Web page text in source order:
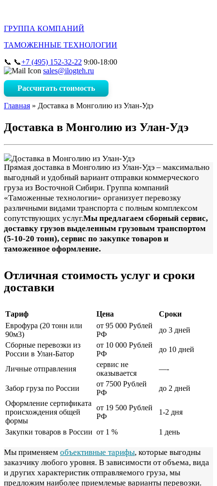
ГРУППА КОМПАНИЙ
ТАМОЖЕННЫЕ ТЕХНОЛОГИИ
📞+7 (495) 152-32-22 9:00-18:00
sales@ilogteh.ru
Рассчитать стоимость
Главная » Доставка в Монголию из Улан-Удэ
Доставка в Монголию из Улан-Удэ
Прямая доставка в Монголию из Улан-Удэ – максимально
выгодный и удобный вариант отправки коммерческого
груза из Восточной Сибири. Группа компаний
«Таможенные технологии» организует перевозку
различными видами транспорта с полным комплексом
сопутствующих услуг.Мы предлагаем сборный сервис,
доставку грузов выделенным грузовым транспортом
(5-10-20 тонн), сервис по закупке товаров и
таможенное оформление.
Отличная стоимость услуг и сроки
доставки
Тариф Цена
Сроки
Еврофура (20 тонн или
90м3)
от 95 000 Рублей
РФ
до 3 дней
Сборные перевозки из
России в Улан-Батор
от 10 000 Рублей
РФ
до 10 дней
Личные отправления
сервис не
оказывается
—-
Забор груза по России
от 7500 Рублей
РФ
до 2 дней
Оформление сертификата
происхождения общей
формы
от 19 500 Рублей
РФ
1-2 дня
Закупки товаров в России от 1 % 1 день
Мы применяем объективные тарифы, которые выгодны
заказчику любого уровня. В зависимости от объема, вида
и других характеристик отправляемого груза, мы
предложим наиболее приемлемые варианты перевозки.